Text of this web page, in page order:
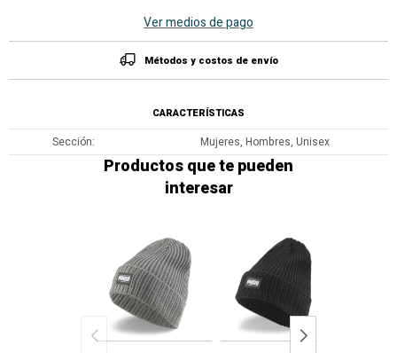
Ver medios de pago
Métodos y costos de envío
CARACTERÍSTICAS
Sección Mujeres, Hombres, Unisex
Productos que te pueden
interesar